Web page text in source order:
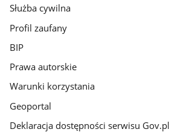
Służba cywilna
Profil zaufany
BIP
Prawa autorskie
Warunki korzystania
Geoportal
Deklaracja dostępności serwisu Gov.pl